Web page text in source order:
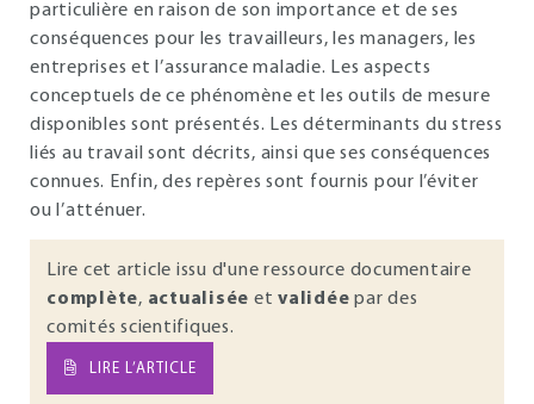
particulière en raison de son importance et de ses
conséquences pour les travailleurs, les managers, les
entreprises et l’assurance maladie. Les aspects
conceptuels de ce phénomène et les outils de mesure
disponibles sont présentés. Les déterminants du stress
liés au travail sont décrits, ainsi que ses conséquences
connues. Enfin, des repères sont fournis pour l’éviter
ou l’atténuer.
Lire cet article issu d'une ressource documentaire
complète, actualisée et validée par des
comités scientifiques.
LIRE L’ARTICLE